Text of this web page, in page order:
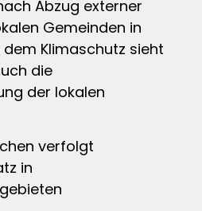
Abzug externer
Gemeinden in
dem Klimaschutz sieht
die
der lokalen
verfolgt
in